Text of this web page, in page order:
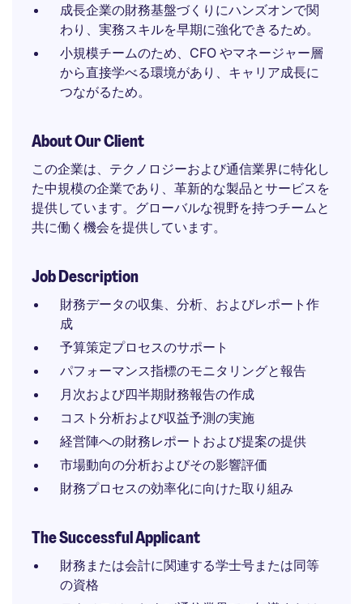
成長企業の財務基盤づくりにハンズオンで関
わり、実務スキルを早期に強化できるため。
小規模チームのため、CFO やマネージャー層
から直接学べる環境があり、キャリア成長に
つながるため。
About Our Client
この企業は、テクノロジーおよび通信業界に特化し
た中規模の企業であり、革新的な製品とサービスを
提供しています。グローバルな視野を持つチームと
共に働く機会を提供しています。
Job Description
財務データの収集、分析、およびレポート作
成
予算策定プロセスのサポート
パフォーマンス指標のモニタリングと報告
月次および四半期財務報告の作成
コスト分析および収益予測の実施
経営陣への財務レポートおよび提案の提供
市場動向の分析およびその影響評価
財務プロセスの効率化に向けた取り組み
The Successful Applicant
財務または会計に関連する学士号または同等
の資格